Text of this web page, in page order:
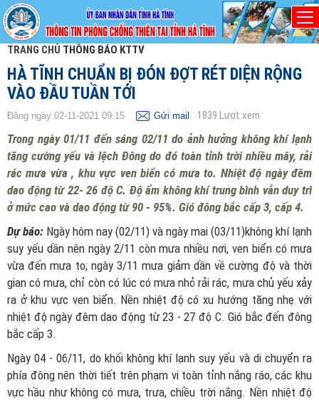
TRANG CHỦ THÔNG BÁO KTTV
HÀ TĨNH CHUẨN BỊ ĐÓN ĐỢT RÉT DIỆN RỘNG
VÀO ĐẦU TUẦN TỚI
Đăng ngày 02-11-2021 09:15 Gửi mail 1839 Lượt xem
Trong ngày 01/11 đến sáng 02/11 do ảnh hưởng không khí lạnh
tăng cường yếu và lệch Đông do đó toàn tỉnh trời nhiều mây, rải
rác mưa vừa , khu vực ven biển có mưa to. Nhiệt độ ngày đêm
dao động từ 22- 26 độ C. Độ ẩm không khí trung bình vẫn duy trì
ở mức cao và dao động từ 90 - 95%. Gió đông bắc cấp 3, cấp 4.
Dự báo: Ngày hôm nay (02/11) và ngày mai (03/11)không khí lạnh
suy yếu dần nên ngày 2/11 còn mưa nhiều nơi, ven biển có mưa
vừa đến mưa to; ngày 3/11 mưa giảm dần về cường độ và thời
gian có mưa, chỉ còn có lúc có mưa nhỏ rải rác, mưa chủ yếu xảy
ra ở khu vực ven biển. Nền nhiệt độ có xu hướng tăng nhẹ với
nhiệt độ ngày đêm dao động từ 23 - 27 độ C. Gió bắc đến đông
bắc cấp 3.
Ngày 04 - 06/11, do khối không khí lạnh suy yếu và di chuyển ra
phía đông nên thời tiết trên phạm vi toàn tỉnh nắng ráo, các khu
vực hầu như không có mưa, trưa, chiều trời nắng. Nền nhiệt độ